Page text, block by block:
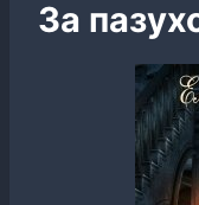
За